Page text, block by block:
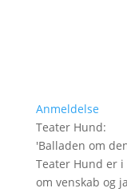
Anmeldelse
Teater Hund:
'Balladen om
Teater Hund er
om venskab og